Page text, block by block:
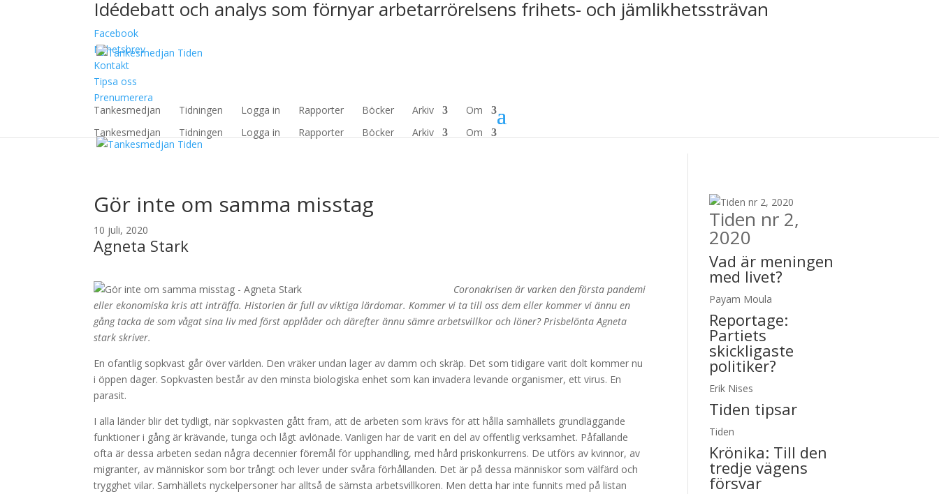
Idédebatt och analys som förnyar arbetarrörelsens frihets- och jämlikhetssträvan
Facebook
Nyhetsbrev
Kontakt
Tipsa oss
Prenumerera
Tankesmedjan
Tidningen Logga in Rapporter Böcker Arkiv
Om
Tankesmedjan
Tidningen Logga in Rapporter Böcker Arkiv Om
Gör inte om samma misstag
10 juli, 2020
Agneta Stark
Coronakrisen är varken den första pandemi
eller ekonomiska kris att inträffa. Historien är full av viktiga lärdomar. Kommer vi ta till oss dem eller kommer vi ännu en
gång tacka de som vågat sina liv med först applåder och därefter ännu sämre arbetsvillkor och löner? Prisbelönta Agneta
stark skriver.
En ofantlig sopkvast går över världen. Den vräker undan lager av damm och skräp. Det som tidigare varit dolt kommer nu
i öppen dager. Sopkvasten består av den minsta biologiska enhet som kan invadera levande organismer, ett virus. En
parasit.
I alla länder blir det tydligt, när sopkvasten gått fram, att de arbeten som krävs för att hålla samhällets grundläggande
funktioner i gång är krävande, tunga och lågt avlönade. Vanligen har de varit en del av offentlig verksamhet. Påfallande
ofta är dessa arbeten sedan några decennier föremål för upphandling, med hård priskonkurrens. De utförs av kvinnor, av
migranter, av människor som bor trångt och lever under svåra förhållanden. Det är på dessa människor som välfärd och
trygghet vilar. Samhällets nyckelpersoner har alltså de sämsta arbetsvillkoren. Men detta har inte funnits med på listan
Tiden nr 2,
2020
Vad är meningen
med livet?
Payam Moula
Reportage:
Partiets
skickligaste
politiker?
Erik Nises
Tiden tipsar
Tiden
Krönika: Till den
tredje vägens
försvar